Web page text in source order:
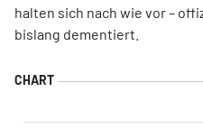
halten sich nach wie vor –
bislang dementiert.